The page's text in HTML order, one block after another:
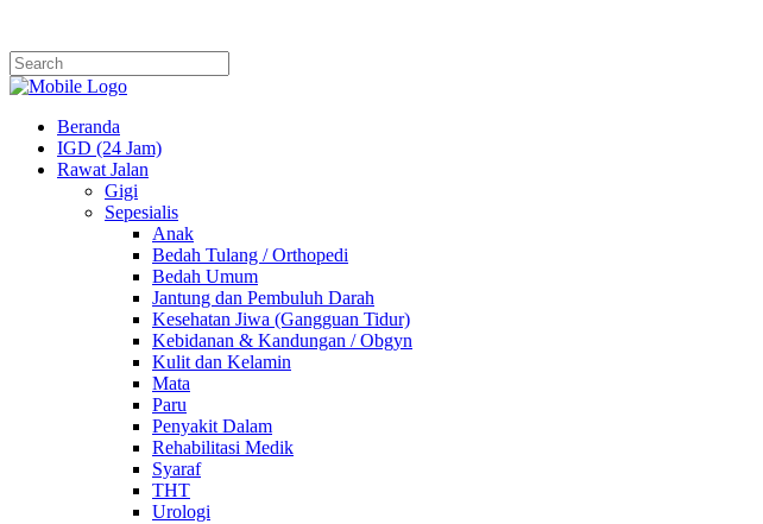
Beranda
IGD (24 Jam)
Rawat Jalan
Gigi
Sepesialis
Anak
Bedah Tulang / Orthopedi
Bedah Umum
Jantung dan Pembuluh Darah
Kesehatan Jiwa (Gangguan Tidur)
Kebidanan & Kandungan / Obgyn
Kulit dan Kelamin
Mata
Paru
Penyakit Dalam
Rehabilitasi Medik
Syaraf
THT
Urologi